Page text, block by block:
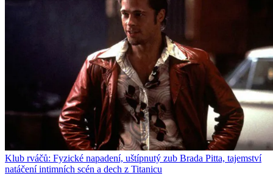
Klub rváčů: Fyzické napadení, uštípnutý zub Brada Pitta, tajemství
natáčení intimních scén a dech z Titanicu